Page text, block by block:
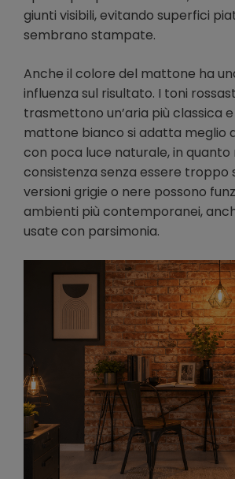
giunti visibili, evitando superfici
sembrano stampate.
Anche il colore del mattone ha
influenza sul risultato. I toni
trasmettono un’aria più classica
mattone bianco si adatta meglio
con poca luce naturale, in quanto
consistenza senza essere troppo
versioni grigie o nere possono
ambienti più contemporanei,
usate con parsimonia.